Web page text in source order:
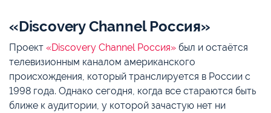
«Discovery Channel Россия»
Проект «Discovery Channel Россия» был и остаётся
телевизионным каналом американского
происхождения, который транслируется в России с
1998 года. Однако сегодня, когда все стараются быть
ближе к аудитории, у которой зачастую нет ни